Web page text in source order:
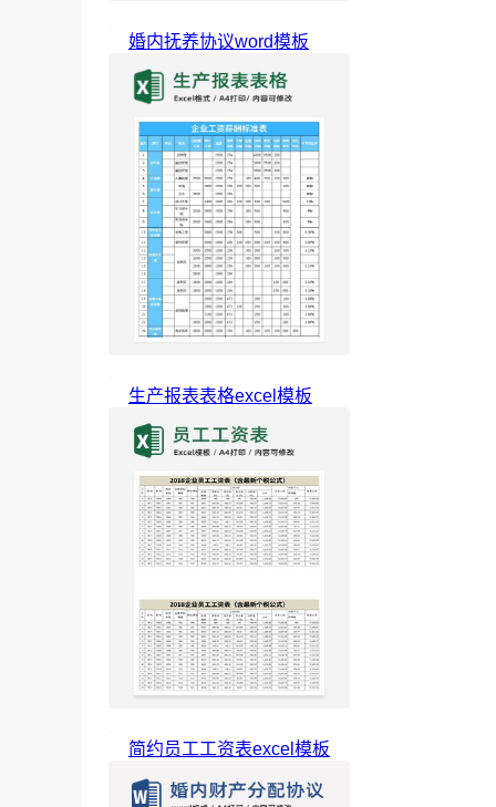
婚内抚养协议word模板
生产报表表格excel模板
简约员工工资表excel模板